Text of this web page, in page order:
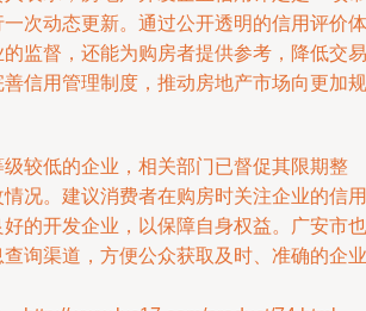
次动态更新。通过公开透明的信用评价体
监督，还能为购房者提供参考，降低交易
信用管理制度，推动房地产市场向更加规
较低的企业，相关部门已督促其限期整
况。建议消费者在购房时关注企业的信用
的开发企业，以保障自身权益。广安市也
询渠道，方便公众获取及时、准确的企业